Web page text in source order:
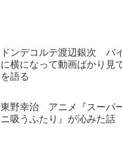
ドンデコルテ渡辺銀次 バ
に横になって動画ばかり見
を語る
東野幸治 アニメ『スーパ
ニ吸うふたり』が沁みた話